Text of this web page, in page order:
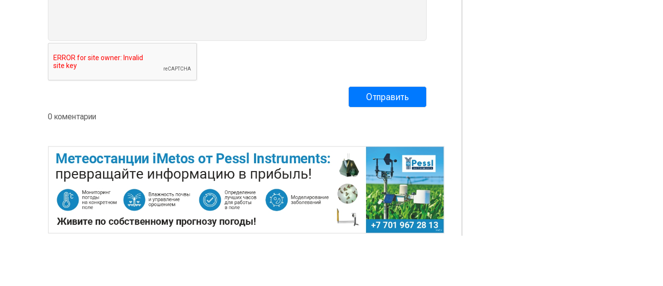
0 коментарии